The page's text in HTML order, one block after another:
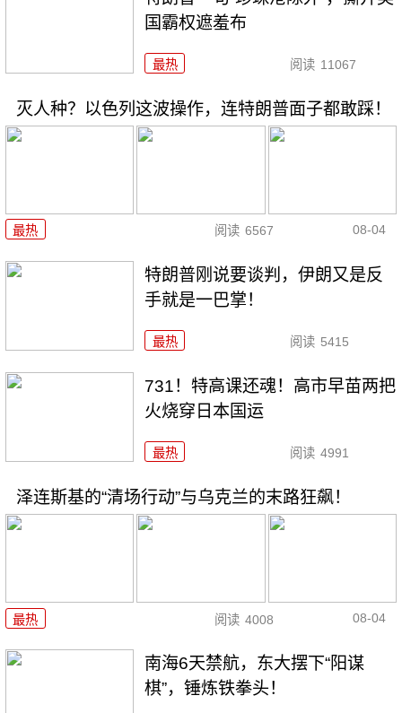
国霸权遮羞布
最热 阅读 11067
灭人种？以色列这波操作，连特朗普面子都敢踩！
最热 阅读 6567 08-04
特朗普刚说要谈判，伊朗又是反
手就是一巴掌！
最热 阅读 5415
731！特高课还魂！高市早苗两把
火烧穿日本国运
最热 阅读 4991
泽连斯基的“清场行动”与乌克兰的末路狂飙！
最热 阅读 4008 08-04
南海6天禁航，东大摆下“阳谋
棋”，锤炼铁拳头！